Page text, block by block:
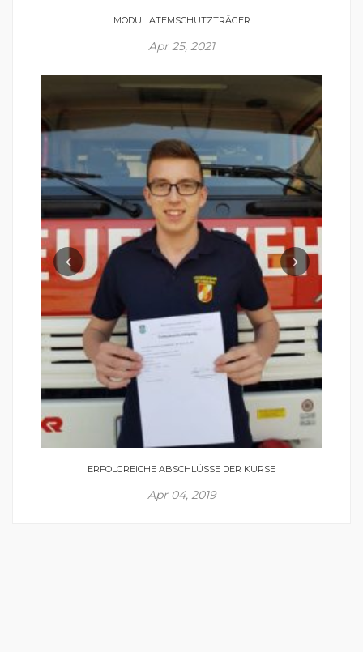
MODUL ATEMSCHUTZTRÄGER
Apr 25, 2021
ERFOLGREICHE ABSCHLÜSSE DER KURSE
Apr 04, 2019